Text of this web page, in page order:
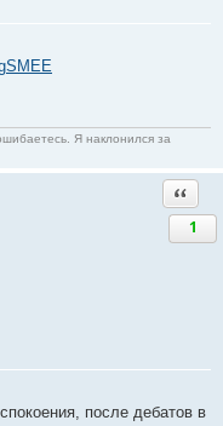
Я наклонился за
1
после дебатов в